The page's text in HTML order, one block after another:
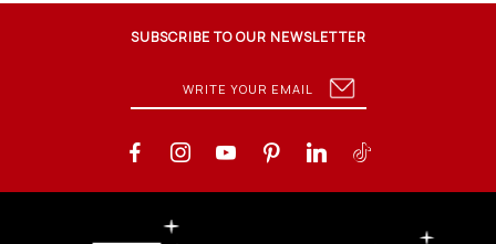
SUBSCRIBE TO OUR NEWSLETTER